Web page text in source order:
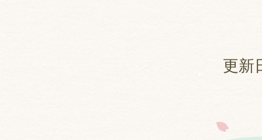
更新